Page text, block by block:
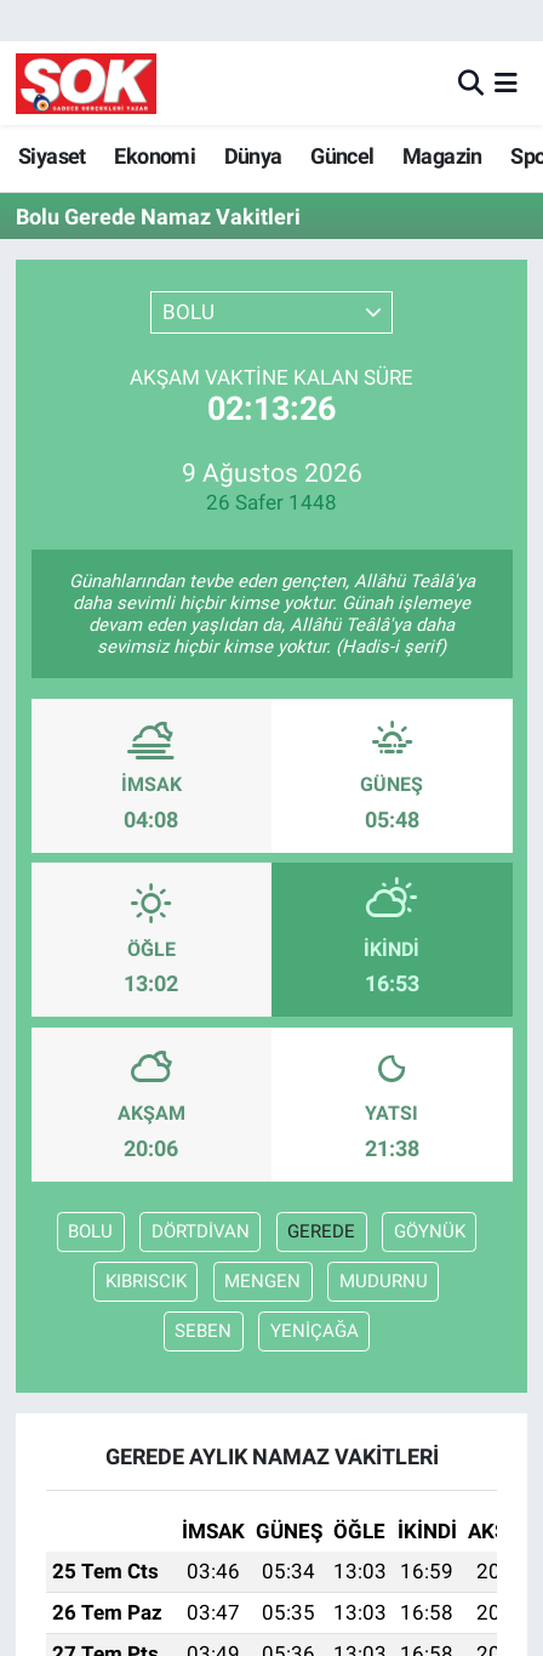
Siyaset Ekonomi Dünya Güncel Magazin
Bolu Gerede Namaz Vakitleri
BOLU
AKŞAM VAKTINE KALAN SÜRE
02:13:26
9 Ağustos 2026
26 Safer 1448
Günahlarından tevbe eden gençten, Allâhü Teâlâ'ya
daha sevimli hiçbir kimse yoktur. Günah işlemeye
devam eden yaşlıdan da, Allâhü Teâlâ'ya daha
sevimsiz hiçbir kimse yoktur. (Hadis-i şerif)
İMSAK
04:08
GÜNEŞ
05:48
ÖĞLE
13:02
İKINDI
16:53
AKŞAM
20:06
YATSI
21:38
BOLU DÖRTDİVAN GEREDE GÖYNÜK
KIBRISCIK MENGEN MUDURNU
SEBEN YENİÇAĞA
GEREDE AYLIK NAMAZ VAKITLERI
İMSAK GÜNEŞ ÖĞLE İKINDI AKŞAM
25 Tem Cts
03:46 05:34 13:03 16:59
20:22
26 Tem Paz
03:47 05:35 13:03 16:58
20:21
GÜNDEM
DÜNYA
SPOR
KÜLTÜR SANAT
SAĞLIK
EKONOMİ
ÖZEL HABER
Keşfet
ASTROLOJİ
MANŞET
RESMİ İLANLAR
Bize ulaşın
İletişim/Künye
Yaşam
Gözden Kaçmasın
İletişim (Künye)
Nöbetçi Eczaneler
Hava Durumu
İstanbul Namaz Vakitleri
Süper Lig Puan Durumu ve Fikstür
Son Dakika Haberleri